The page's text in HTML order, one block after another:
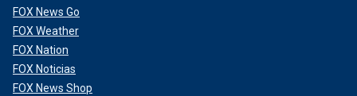
FOX News Go
FOX Weather
FOX Nation
FOX Noticias
FOX News Shop